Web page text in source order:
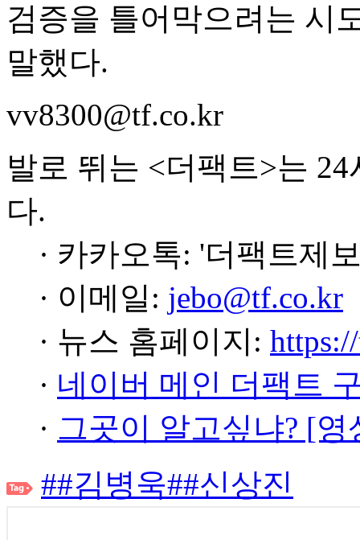
검증을 틀어막으려는 시
말했다.
vv8300@tf.co.kr
발로 뛰는 <더팩트>는
다.
· 카카오톡: '더팩트제
· 이메일: jebo@tf.co.kr
· 뉴스 홈페이지:
· 네이버 메인 더팩트
· 그곳이 알고싶냐? [
##김병욱##신상진